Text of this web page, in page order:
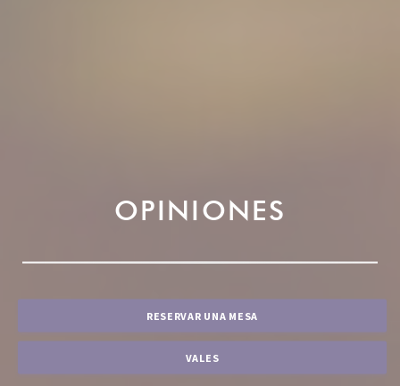
OPINIONES
RESERVAR UNA MESA
VALES